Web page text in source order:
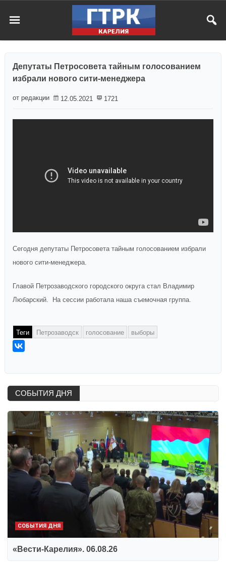
Депутаты Петросовета тайным голосованием
избрали нового сити-менеджера
от редакции 12.05.2021 1721
Сегодня депутаты Петросовета тайным голосованием избрали
нового сити-менеджера.
Главой Петрозаводского городского округа стал Владимир
Любарский. На сессии работала наша съемочная группа.
Теги Петрозаводск голосование выборы
СОБЫТИЯ ДНЯ
СОБЫТИЯ ДНЯ
«Вести-Карелия». 06.08.26